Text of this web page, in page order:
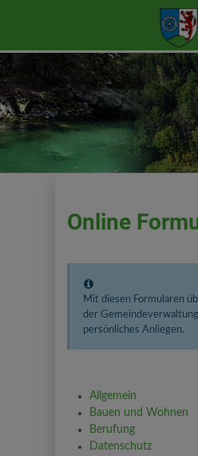
Online
Mit diesen Formularen
der
persönliches Anliegen.
Allgemein
Bauen und Wohnen
Berufung
Datenschutz